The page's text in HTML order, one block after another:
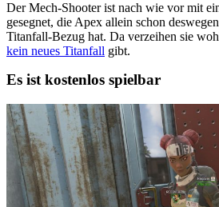
Der Mech-Shooter ist nach wie vor mit
gesegnet, die Apex allein schon
Titanfall-Bezug hat. Da verzeihen sie
kein neues Titanfall gibt.
Es ist kostenlos spielbar